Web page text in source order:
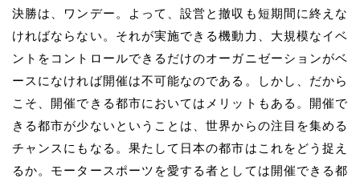
決勝は、ワンデー。よって、設営と撤収も短期間に終えな
ければならない。それが実施できる機動力、大規模なイベ
ントをコントロールできるだけのオーガニゼーションがベ
ースになければ開催は不可能なのである。しかし、だから
こそ、開催できる都市においてはメリットもある。開催で
きる都市が少ないということは、世界からの注目を集める
チャンスにもなる。果たして日本の都市はこれをどう捉え
るか。モータースポーツを愛する者としては開催できる都